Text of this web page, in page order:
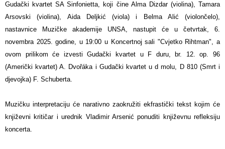
Gudački kvartet SA Sinfonietta, koji čine Alma Dizdar (violina), Tamara
Arsovski (violina), Aida Deljkić (viola) i Belma Alić (violončelo),
nastavnice Muzičke akademije UNSA, nastupit će u četvrtak, 6.
novembra 2025. godine, u 19:00 u Koncertnoj sali "Cvjetko Rihtman", a
ovom prilikom će izvesti Gudački kvartet u F duru, br. 12. op. 96
(Američki kvartet) A. Dvořáka i Gudački kvartet u d molu, D 810 (Smrt i
djevojka) F. Schuberta.
Muzičku interpretaciju će narativno zaokružiti ekfrastički tekst kojim će
književni kritičar i urednik Vladimir Arsenić ponuditi književnu refleksiju
koncerta.